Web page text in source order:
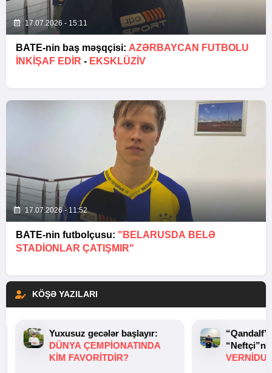
17.07.2026 - 15:11
BATE-nin baş məşqçisi: AZƏRBAYCAN FUTBOLU
INKIŞAF EDIR - EKSKLÜZİV
17.07.2026 - 11:52
BATE-nin futbolçusu: "BELARUSDA BELƏ
STADIONLAR ÇATIŞMIR"
KÖŞƏ YAZILARI
Yuxusuz gecələr başlayır:
DÜNYA ÇEMPIONATINDA
KIM FAVORITDIR?